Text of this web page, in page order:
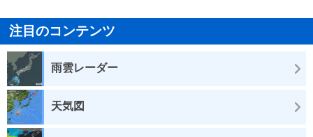
注目のコンテンツ
雨雲レーダー
天気図